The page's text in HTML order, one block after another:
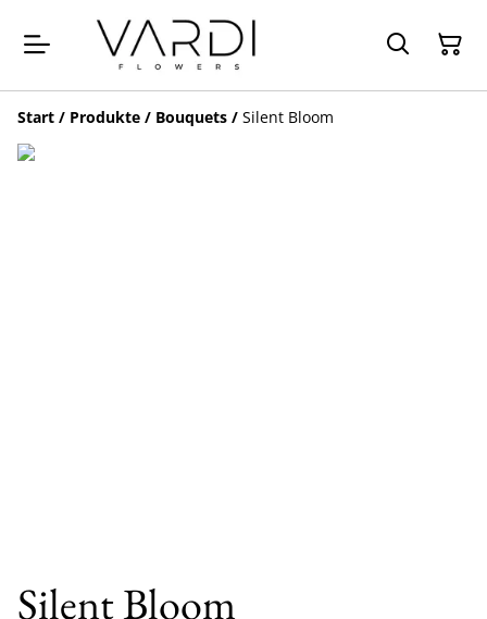
Start / Produkte / Bouquets / Silent Bloom
Silent Bloom